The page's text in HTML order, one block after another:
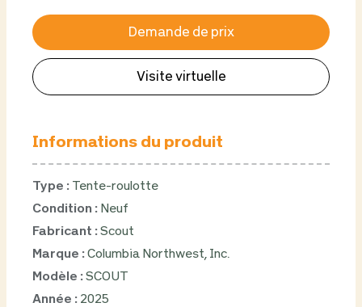
Demande de prix
Visite virtuelle
Informations du produit
Type : Tente-roulotte
Condition : Neuf
Fabricant :Scout
Marque :Columbia Northwest, Inc.
Modèle :SCOUT
Année : 2025